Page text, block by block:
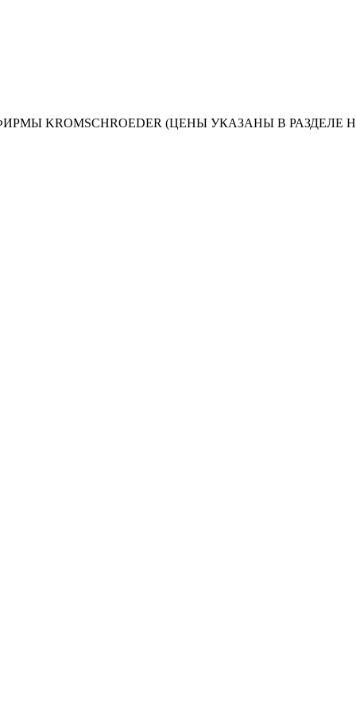
KROMSCHROEDER (ЦЕНЫ УКАЗАНЫ В РАЗДЕЛЕ